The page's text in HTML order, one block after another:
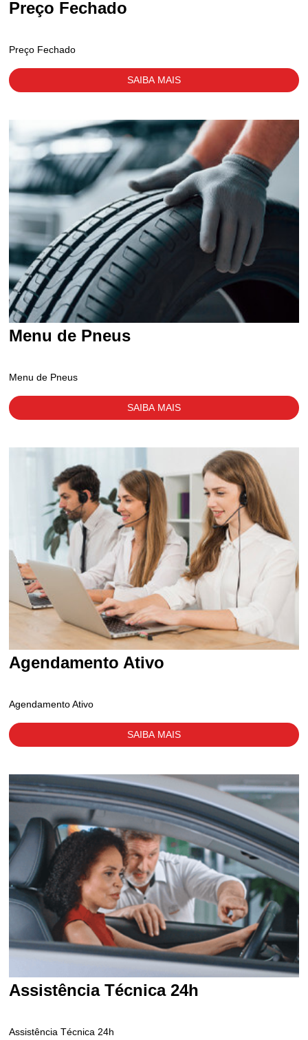
Preço Fechado
Preço Fechado
SAIBA MAIS
Menu de Pneus
Menu de Pneus
SAIBA MAIS
Agendamento Ativo
Agendamento Ativo
SAIBA MAIS
Assistência Técnica 24h
Assistência Técnica 24h